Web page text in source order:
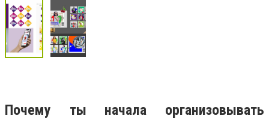
Почему ты начала организовывать